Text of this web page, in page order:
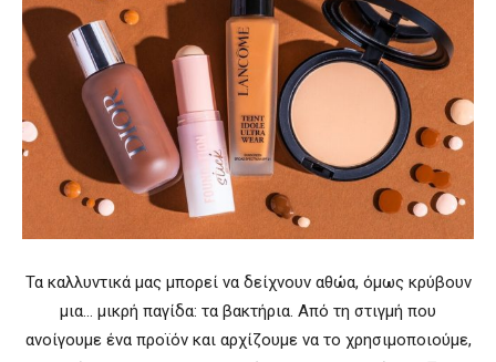
Τα καλλυντικά μας μπορεί να δείχνουν αθώα, όμως κρύβουν
μια… μικρή παγίδα: τα βακτήρια. Από τη στιγμή που
ανοίγουμε ένα προϊόν και αρχίζουμε να το χρησιμοποιούμε,